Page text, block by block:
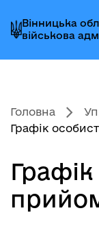
до
головного
меню
до
головного
вмісту
до
головного
колонтитула
Вінницька
військова
Головна
Графік